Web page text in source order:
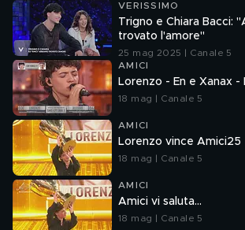
VERISSIMO
Trigno e Chiara Bacci:
trovato l'amore"
25 mag 2025 | Canale 5
AMICI
Lorenzo - En e Xanax -
18 mag | Canale 5
AMICI
Lorenzo vince Amici25
18 mag | Canale 5
AMICI
Amici vi saluta...
18 mag | Canale 5